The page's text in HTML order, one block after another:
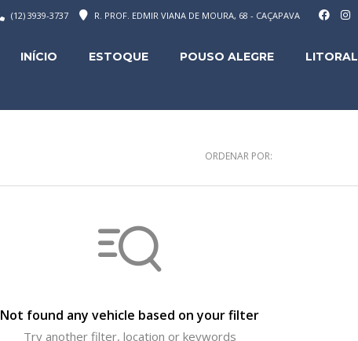
R. PROF. EDMIR VIANA DE MOURA, 68 - CAÇAPAVA
(12) 3939-3737
INÍCIO ESTOQUE POUSO ALEGRE LITORAL
ORDENAR POR:
Not found any vehicle based on your filter
Try another filter, location or keywords